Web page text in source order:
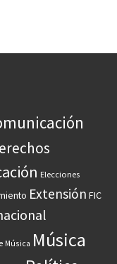
Elecciones
Extensión FIC
Música Música